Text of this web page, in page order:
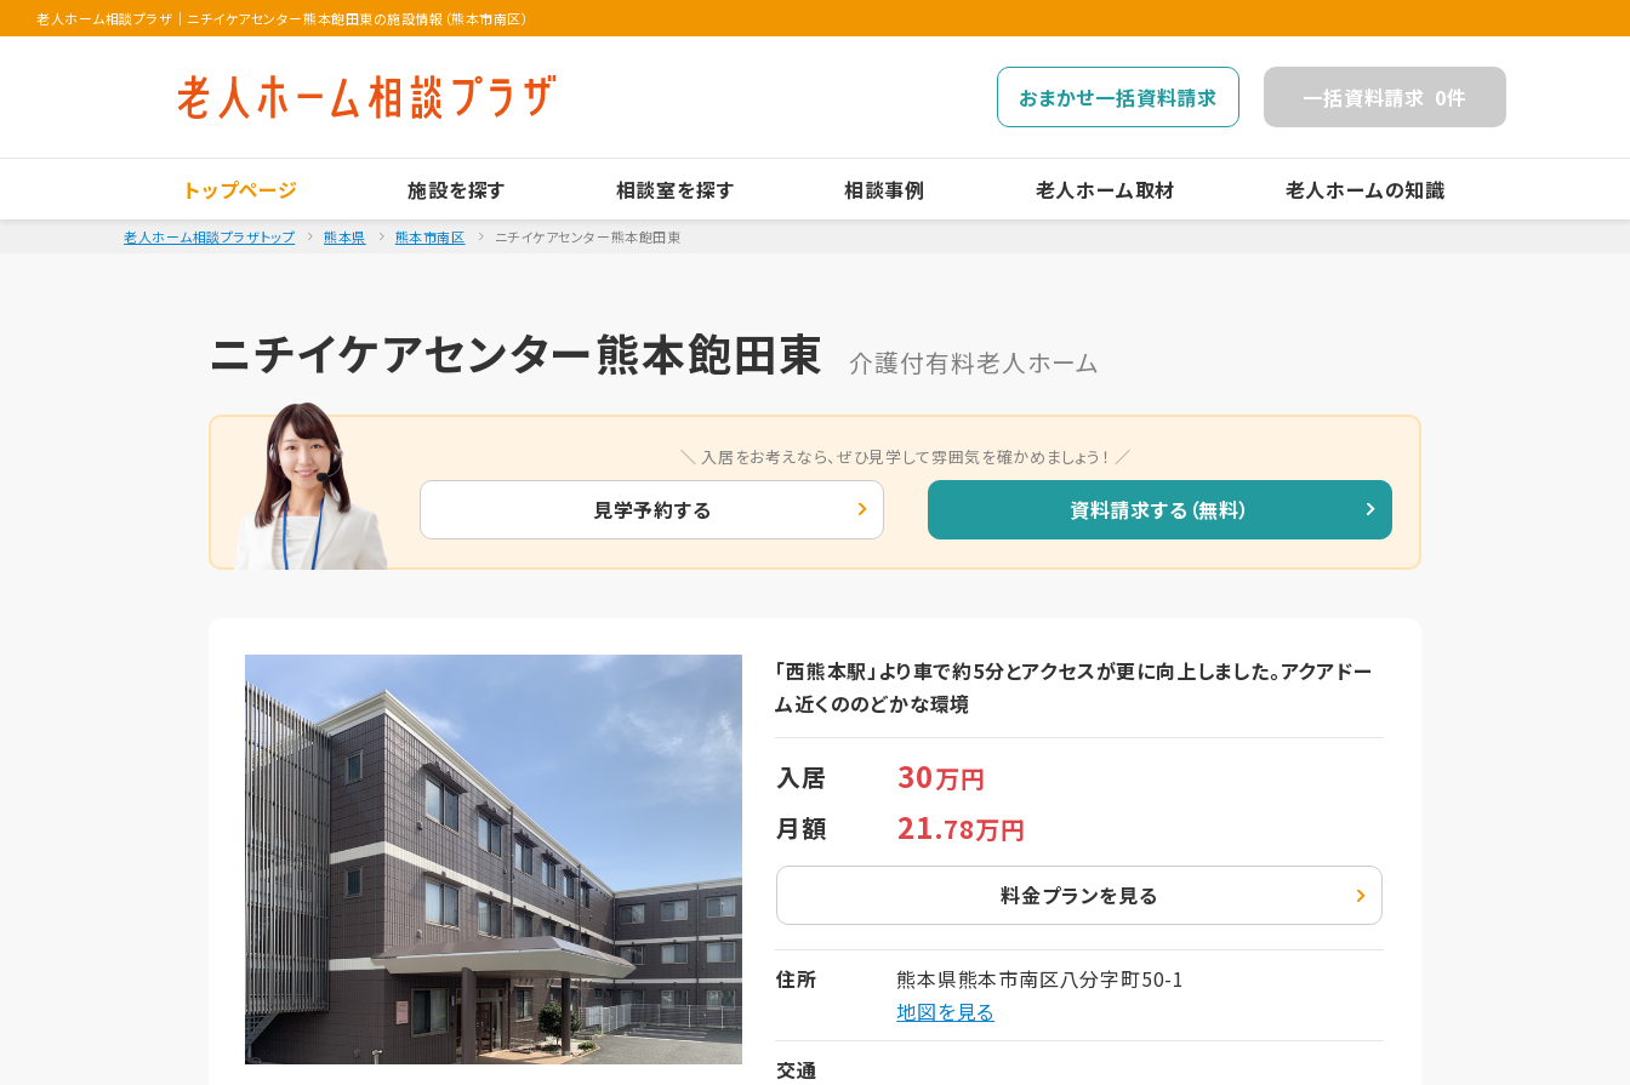
老人ホーム相談プラザ ｜ ニチイケアセンター熊本飽田東の施設情報（熊本市南区）
おまかせ一括資料請求 一括資料請求 0件
トップページ 施設を探す 相談室を探す 相談事例 老人ホーム取材 老人ホームの知識
老人ホーム相談プラザトップ 熊本県 熊本市南区 ニチイケアセンター熊本飽田東
ニチイケアセンター熊本飽田東 介護付有料老人ホーム
入居をお考えなら、ぜひ見学して雰囲気を確かめましょう！
見学予約する 資料請求する（無料）
「西熊本駅」より車で約5分とアクセスが更に向上しました。アクアドー
ム近くののどかな環境
入居 30万円
月額
21.78万円
料金プランを見る
住所
熊本県熊本市南区八分字町50-1
地図を見る
交通